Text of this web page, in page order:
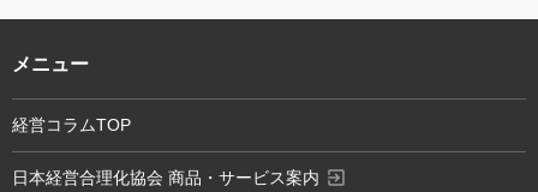
メニュー
経営コラムTOP
日本経営合理化協会 商品・サービス案内 exit_to_app